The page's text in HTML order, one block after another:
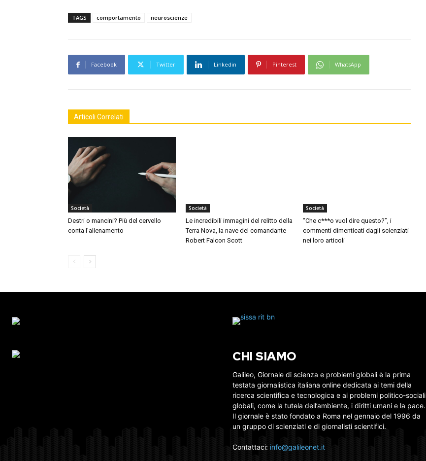
TAGS comportamento neuroscienze
Facebook Twitter Linkedin Pinterest WhatsApp
Articoli Correlati
Società
Destri o mancini? Più del cervello
conta l’allenamento
Società
Le incredibili immagini del relitto della
Terra Nova, la nave del comandante
Robert Falcon Scott
Società
“Che c***o vuol dire questo?”, i
commenti dimenticati dagli scienziati
nei loro articoli
CHI SIAMO
Galileo, Giornale di scienza e problemi globali è la prima
testata giornalistica italiana online dedicata ai temi della
ricerca scientifica e tecnologica e ai problemi politico-sociali
globali, come la tutela dell’ambiente, i diritti umani e la pace.
Il giornale è stato fondato a Roma nel gennaio del 1996 da
un gruppo di scienziati e di giornalisti scientifici.
Contattaci: info@galileonet.it